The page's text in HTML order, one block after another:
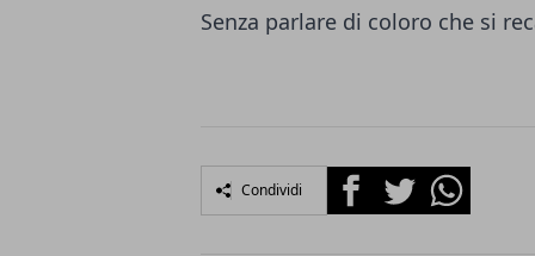
Senza parlare di coloro che si
Condividi FacebookTwitterWhatsapp